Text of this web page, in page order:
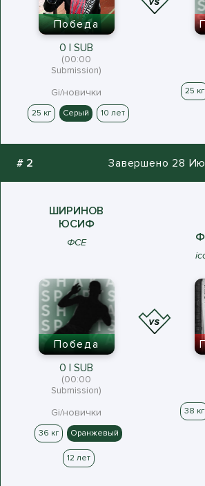
Победа
0 | SUB
(00:00
Submission)
Gi/новички
25 кг Серый 10 лет
25 кг
# 2 Завершено 28
ШИРИНОВ
ЮСИФ
ФСЕ
Победа
0 | SUB
(00:00
Submission)
Gi/новички
36 кг Оранжевый
12 лет
38 кг